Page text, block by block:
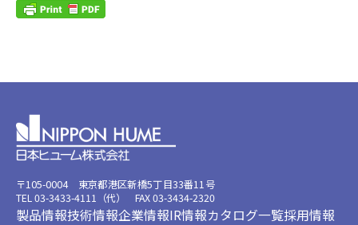
〒105-0004 東京都港区新橋5丁目33番11号
TEL 03-3433-4111（代） FAX 03-3434-2320
製品情報技術情報企業情報IR情報カタログ一覧採用情報